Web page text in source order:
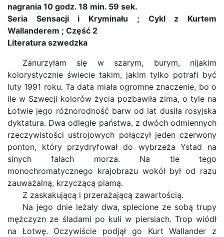
nagrania 10 godz. 18 min. 59 sek.
Seria Sensacji i Kryminału ; Cykl z Kurtem
Wallanderem ; Część 2
Literatura szwedzka
Zanurzyłam się w szarym, burym, nijakim
kolorystycznie świecie takim, jakim tylko potrafi być
luty 1991 roku. Ta data miała ogromne znaczenie, bo o
ile w Szwecji kolorów życia pozbawiła zima, o tyle na
Łotwie jego różnorodność barw od lat dusiła rosyjska
dyktatura. Dwa odległe państwa, z dwóch odmiennych
rzeczywistości ustrojowych połączył jeden czerwony
ponton, który przydryfował do wybrzeża Ystad na
sinych falach morza. Na tle tego
monochromatycznego krajobrazu wokół był od razu
zauważalną, krzyczącą plamą.
Z zaskakującą i przerażającą zawartością.
Na jego dnie leżały dwa, splecione ze sobą trupy
mężczyzn ze śladami po kuli w piersiach. Trop wiódł
na Łotwę. Oczywiście podjął go Kurt Wallander z